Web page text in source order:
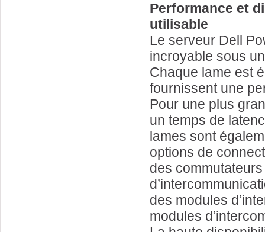
Performance et
utilisable
Le serveur Dell
incroyable sous
Chaque lame est
fournissent une
Pour une plus
un temps de
lames sont
options de
des
des modules
modules